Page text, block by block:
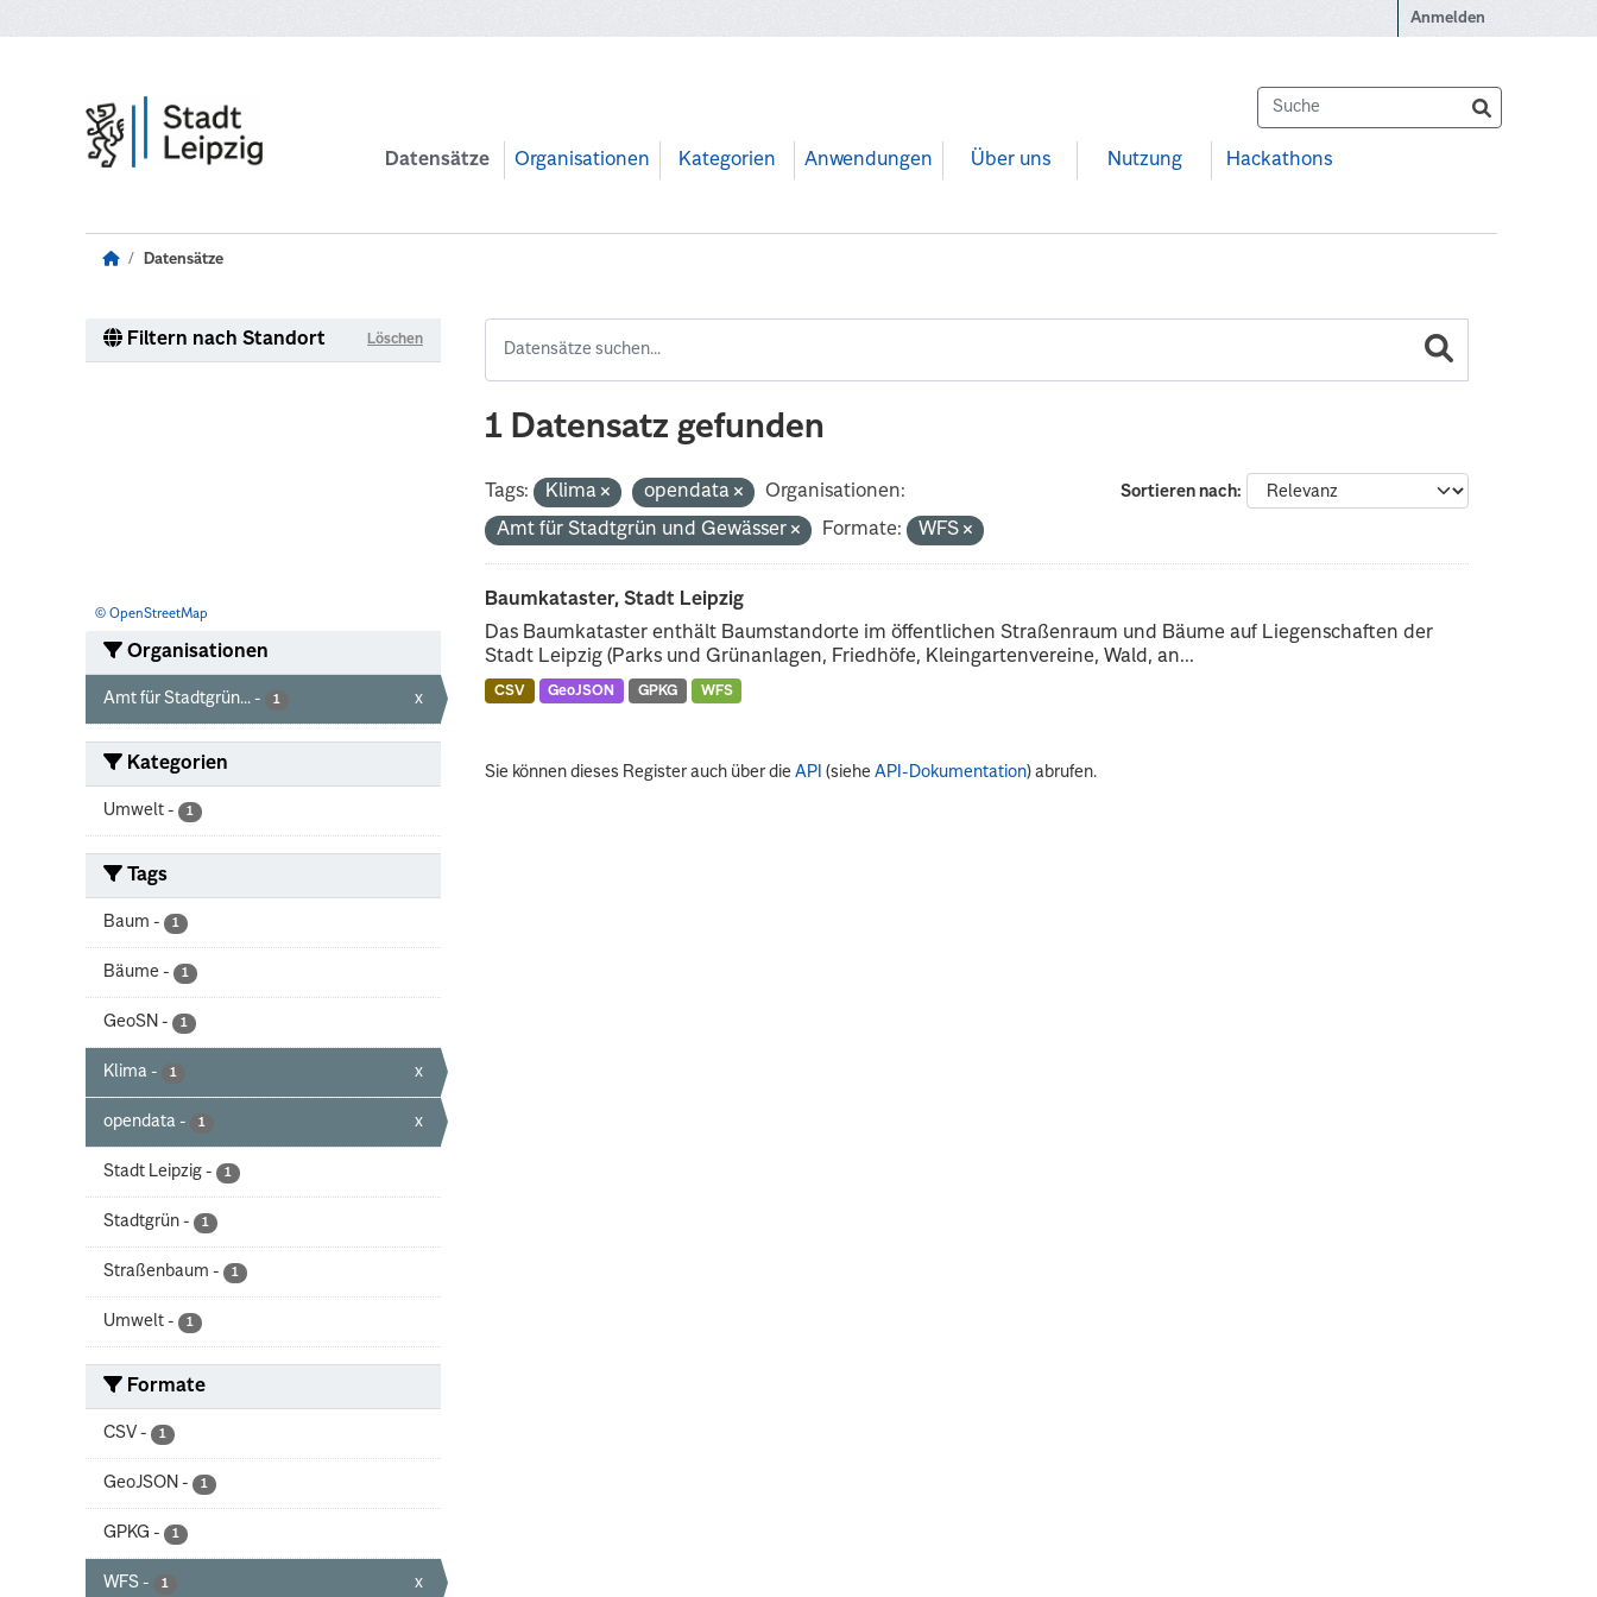
Anmelden
Datensätze Organisationen Kategorien Anwendungen Über uns Nutzung Hackathons
Datensätze
Filtern nach Standort Löschen
© OpenStreetMap
Organisationen
Amt für Stadtgrün... - 1 x
Kategorien
Umwelt - 1
Tags
Baum - 1
Bäume - 1
GeoSN - 1
Klima - 1 x
opendata - 1 x
Stadt Leipzig - 1
Stadtgrün - 1
Straßenbaum - 1
Umwelt - 1
Formate
CSV - 1
GeoJSON - 1
GPKG - 1
WFS - 1 x
1 Datensatz gefunden
Sortieren nach
Tags: Klima opendata
Organisationen:
Amt für Stadtgrün und Gewässer
Formate: WFS
Baumkataster, Stadt Leipzig
Das Baumkataster enthält Baumstandorte im öffentlichen Straßenraum und Bäume auf Liegenschaften der
Stadt Leipzig (Parks und Grünanlagen, Friedhöfe, Kleingartenvereine, Wald, an...
CSV GeoJSON GPKG WFS
Sie können dieses Register auch über dieAPI (sieheAPI-Dokumentation) abrufen.